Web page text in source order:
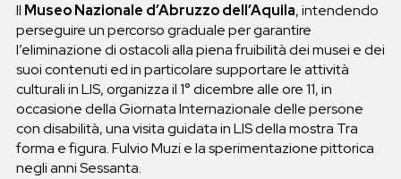
Il Museo Nazionale d’Abruzzo dell’Aquila, intendendo
perseguire un percorso graduale per garantire
l’eliminazione di ostacoli alla piena fruibilità dei musei e dei
suoi contenuti ed in particolare supportare le attività
culturali in LIS, organizza il 1° dicembre alle ore 11, in
occasione della Giornata Internazionale delle persone
con disabilità, una visita guidata in LIS della mostra Tra
forma e figura. Fulvio Muzi e la sperimentazione pittorica
negli anni Sessanta.